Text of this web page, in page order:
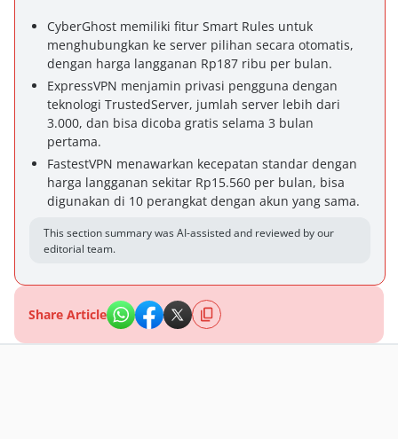
CyberGhost memiliki fitur Smart Rules untuk
menghubungkan ke server pilihan secara otomatis,
dengan harga langganan Rp187 ribu per bulan.
ExpressVPN menjamin privasi pengguna dengan
teknologi TrustedServer, jumlah server lebih dari
3.000, dan bisa dicoba gratis selama 3 bulan
pertama.
FastestVPN menawarkan kecepatan standar dengan
harga langganan sekitar Rp15.560 per bulan, bisa
digunakan di 10 perangkat dengan akun yang sama.
This section summary was AI-assisted and reviewed by our
editorial team.
Share Article